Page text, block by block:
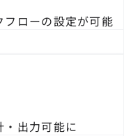
ローの設定が可能
出力可能に